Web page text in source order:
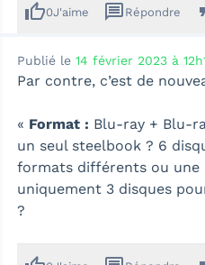
thumb_up0J'aime message Répondre
Publié le 14 février 2023 à
Par contre, c’est de
« Format : Blu-ray + Blu-
un seul steelbook ? 6
formats différents ou une
uniquement 3 disques
?